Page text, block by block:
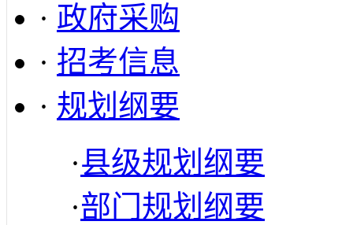
· 政府采购
· 招考信息
· 规划纲要
·县级规划纲要
·部门规划纲要